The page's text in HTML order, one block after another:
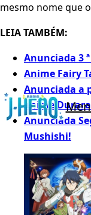
mesmo nome que
LEIA TAMBÉM:
Anunciada 3
Anime Fairy
Anunciada a
anime
Anunciada
Mushishi!